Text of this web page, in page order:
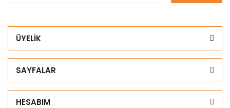
ÜYELİK
SAYFALAR
HESABIM